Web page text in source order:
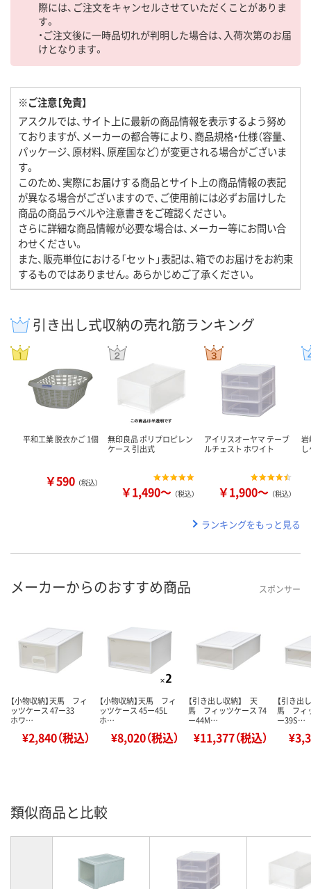
際には、ご注文をキャンセルさせていただくことがありま
す。
・ご注文後に一時品切れが判明した場合は、入荷次第のお届
けとなります。
※ご注意【免責】
アスクルでは、サイト上に最新の商品情報を表示するよう努め
ておりますが、メーカーの都合等により、商品規格・仕様（容量、
パッケージ、原材料、原産国など）が変更される場合がございま
す。
このため、実際にお届けする商品とサイト上の商品情報の表記
が異なる場合がございますので、ご使用前には必ずお届けした
商品の商品ラベルや注意書きをご確認ください。
さらに詳細な商品情報が必要な場合は、メーカー等にお問い合
わせください。
また、販売単位における「セット」表記は、箱でのお届けをお約束
するものではありません。あらかじめご了承ください。
引き出し式収納の売れ筋ランキング
平和工業 脱衣かご 1個
￥590 （税込）
無印良品 ポリプロピレン
ケース 引出式
￥1,490～ （税込）
アイリスオーヤマ テーブ
ルチェスト ホワイト
￥1,900～ （税込）
ランキングをもっと見る
メーカーからのおすすめ商品 スポンサー
【小物収納】天馬 フィ
ッツケース 47ー33
ホワ…
¥2,840（税込）
【小物収納】天馬 フィ
ッツケース 45ー45L
ホ…
¥8,020（税込）
【引き出し収納】 天
馬 フィッツケース 74
ー44M…
¥11,377（税込）
【引き出
馬 フィ
ー39S…
類似商品と比較